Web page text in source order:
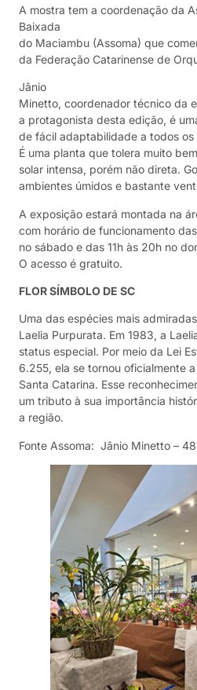
A mostra tem a coordenação da
Baixada
do Maciambu (Assoma) que
da Federação Catarinense de
Jânio
Minetto, coordenador técnico da
a protagonista desta edição, é
de fácil adaptabilidade a todos os
É uma planta que tolera muito
solar intensa, porém não direta.
ambientes úmidos e bastante
A exposição estará montada na
com horário de funcionamento
no sábado e das 11h às 20h no
O acesso é gratuito.
FLOR SÍMBOLO DE SC
Uma das espécies mais
Laelia Purpurata. Em 1983, a
status especial. Por meio da Lei
6.255, ela se tornou oficialmente
Santa Catarina. Esse
um tributo à sua importância
a região.
Fonte Assoma: Jânio Minetto –